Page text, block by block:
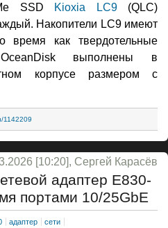
SSD
Kioxia LC9(QLC)
Накопители LC9 имеют
как твердотельные
выполнены в
корпусе размером с
1142209
[10:20], Сергей Карасёв
адаптер E830-
портами 10/25GbE
адаптер сети